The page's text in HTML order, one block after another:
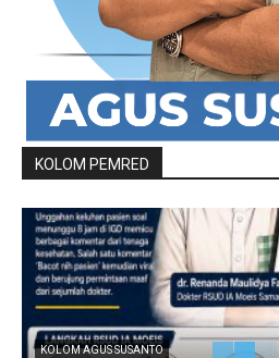
KOLOM PEMRED
KOLOM AGUS SUSANTO